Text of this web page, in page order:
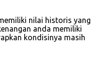
nilai historis yang
anda memiliki
kondisinya masih